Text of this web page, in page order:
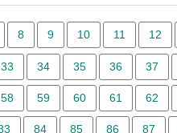
8 9 10 11 12
33 34 35 36 37
58 59 60 61 62
84 85 86 87